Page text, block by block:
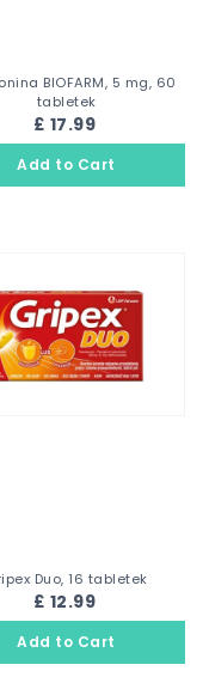
BIOFARM, 5 mg, 60
tabletek
£ 17.99
Duo, 16 tabletek
£ 12.99